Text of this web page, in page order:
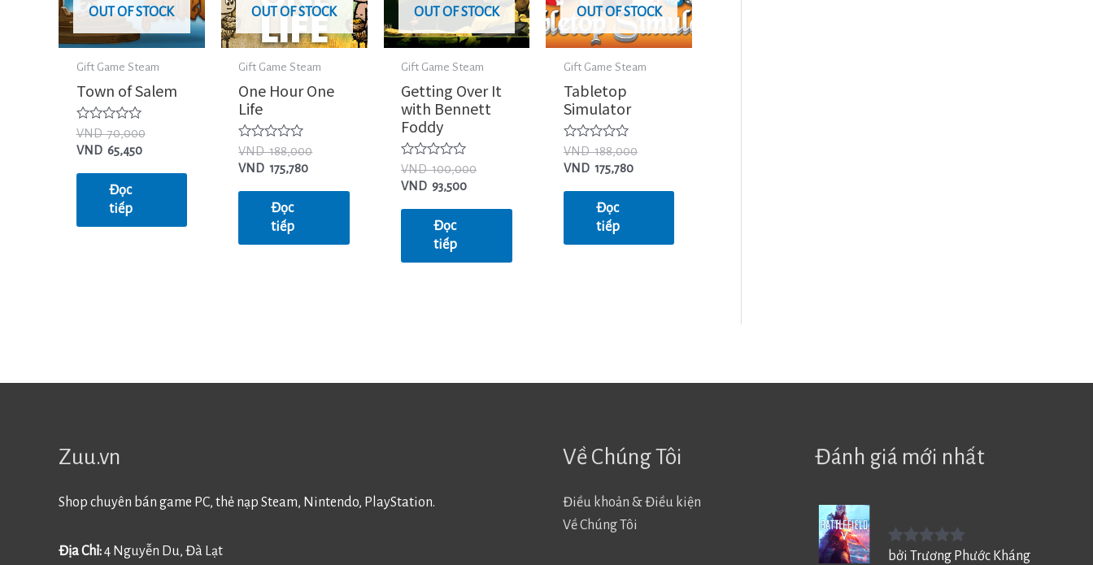
OUT OF STOCK
Gift Game Steam
Town of Salem
Được
xếp
hạng
VND70,000
VND 65,450
Đọc
tiếp
OUT OF STOCK
Gift Game Steam
One Hour One
Life
Được
xếp
hạng
VND188,000
VND 175,780
Đọc
tiếp
OUT OF STOCK
Gift Game Steam
Getting Over It
with Bennett
Foddy
Được
xếp
hạng
VND100,000
VND 93,500
Đọc
tiếp
OUT OF STOCK
Gift Game Steam
Tabletop
Simulator
Được
xếp
hạng
VND188,000
VND 175,780
Đọc
tiếp
Zuu.vn
Shop chuyên bán game PC, thẻ nạp Steam, Nintendo, PlayStation.
Địa Chỉ:4 Nguyễn Du, Đà Lạt
Về Chúng Tôi
Điều khoản & Điều kiện
Về Chúng Tôi
Đánh giá mới nhất
Được xếp
bởi Trương Phước Kháng